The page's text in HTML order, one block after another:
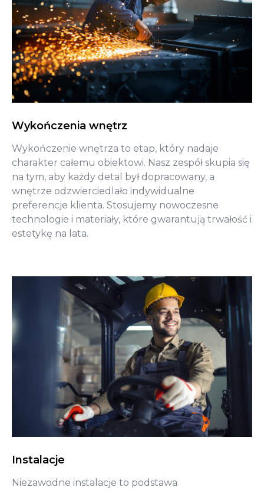
Wykończenia wnętrz
Wykończenie wnętrza to etap, który nadaje
charakter całemu obiektowi. Nasz zespół skupia się
na tym, aby każdy detal był dopracowany, a
wnętrze odzwierciedlało indywidualne
preferencje klienta. Stosujemy nowoczesne
technologie i materiały, które gwarantują trwałość i
estetykę na lata.
Instalacje
Niezawodne instalacje to podstawa